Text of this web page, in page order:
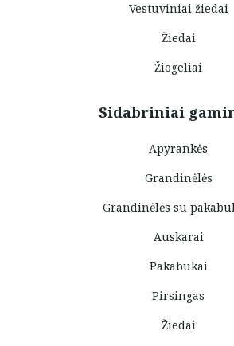
Vestuviniai žiedai
Žiedai
Žiogeliai
Sidabriniai
Apyrankės
Grandinėlės
Grandinėlės su
Auskarai
Pakabukai
Pirsingas
Žiedai